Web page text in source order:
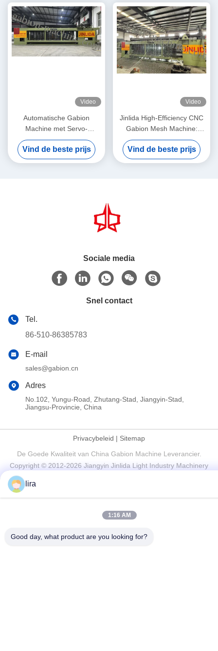
Video
Automatische Gabion
Machine met Servo-
gedreven Precision Mesh
Maker 5,3m Max Breedte
Vind de beste prijs
Video
Jinlida High-Efficiency CNC
Gabion Mesh Machine:
Perfect Combination of Fast
Output and Precision
Weaving to Boost
Vind de beste prijs
Sociale media
Snel contact
Tel.
86-510-86385783
E-mail
sales@gabion.cn
Adres
No.102, Yungu-Road, Zhutang-Stad, Jiangyin-Stad,
Jiangsu-Provincie, China
Privacybeleid | Sitemap
De Goede Kwaliteit van China Gabion Machine Leverancier.
Copyright © 2012-2026 Jiangyin Jinlida Light Industry Machinery
lira
1:16 AM
Good day, what product are you looking for?